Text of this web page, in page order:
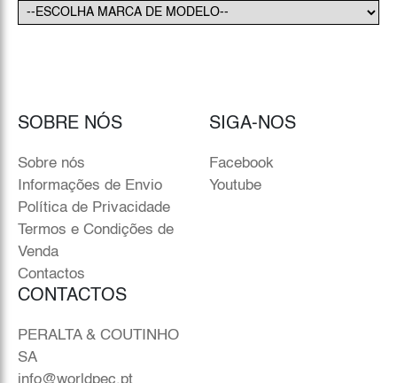
SOBRE NÓS
Sobre nós
Informações de Envio
Política de Privacidade
Termos e Condições de
Venda
Contactos
SIGA-NOS
Facebook
Youtube
CONTACTOS
PERALTA & COUTINHO
SA
info@worldpec.pt